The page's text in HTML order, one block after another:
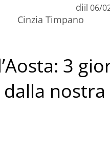
di
Cinzia Timpano
il 06/
3
nostra